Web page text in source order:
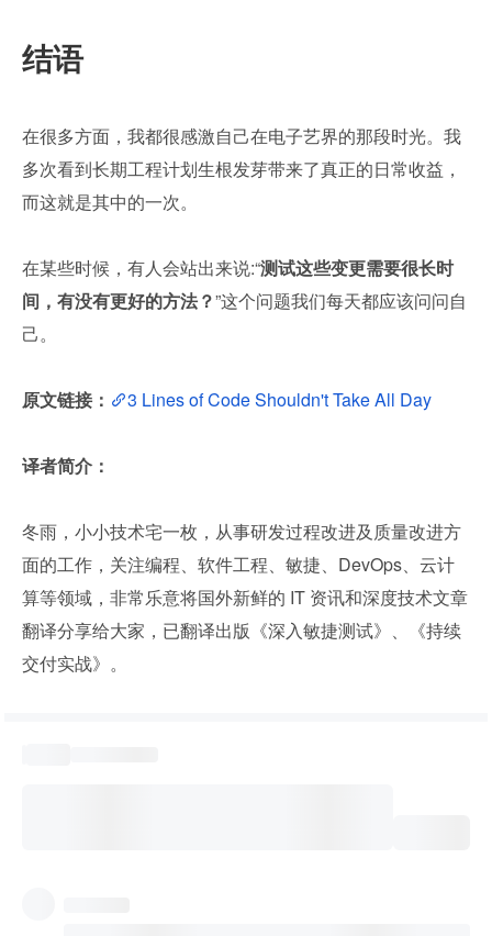
结语
在很多方面，我都很感激自己在电子艺界的那段时光。我
多次看到长期工程计划生根发芽带来了真正的日常收益，
而这就是其中的一次。
在某些时候，有人会站出来说:“测试这些变更需要很长时
间，有没有更好的方法？”这个问题我们每天都应该问问自
己。
原文链接： 3 Lines of Code Shouldn't Take All Day
译者简介：
冬雨，小小技术宅一枚，从事研发过程改进及质量改进方
面的工作，关注编程、软件工程、敏捷、DevOps、云计
算等领域，非常乐意将国外新鲜的 IT 资讯和深度技术文章
翻译分享给大家，已翻译出版《深入敏捷测试》、《持续
交付实战》。